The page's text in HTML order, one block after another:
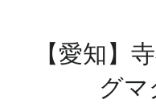
【愛知】
グ